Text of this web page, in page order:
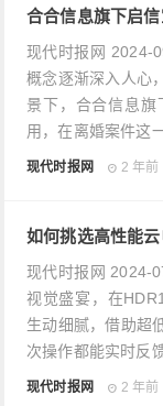
合合信息旗下启
现代时报网 2024-
概念逐渐深入人心
景下，合合信息
用，在离婚案件这
现代时报网 2 年前
如何挑选高性能
现代时报网 2024-
视觉盛宴，在
生动细腻，借助超
次操作都能实时反
现代时报网 2 年前